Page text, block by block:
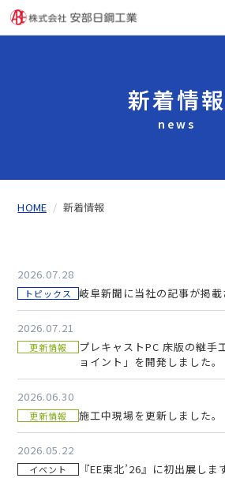
新着情報
news
HOME 新着情報
2026.07.28
トピックス 岐阜新聞に当社の記事が掲載
2026.07.21
更新情報
プレキャストPC 床版の継手
ョイント」を開発しました。
2026.06.30
更新情報 施工中現場を更新しました。
2026.05.22
イベント 『EE東北’26』に初出展しま